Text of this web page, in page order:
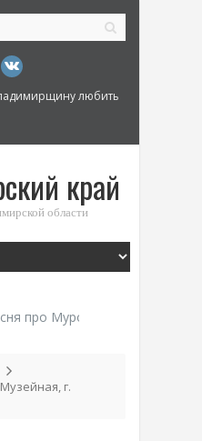
любить
край
области
про Муром: «Былинный
г.